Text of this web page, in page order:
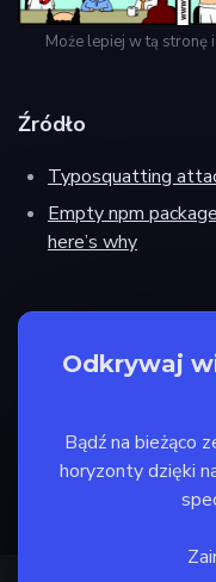
Może lepiej w tą stronę
Źródło
Typosquatting
Empty npm
here’s why
Odkrywaj
Bądź na bieżąco
horyzonty dzięki